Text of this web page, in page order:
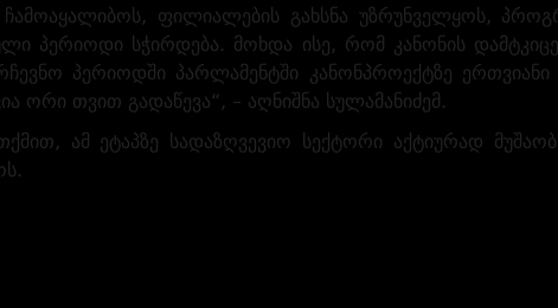
ჩამოაყალიბოს, ფილიალების გახსნა უზრუნველყოს,
პერიოდი სჭირდება. მოხდა ისე, რომ კანონის
პერიოდში პარლამენტში კანონპროექტზე
ორი თვით გადაწევა“, – აღნიშნა სულამანიძემ.
თქმით, ამ ეტაპზე სადაზღვევიო სექტორი აქტიურად